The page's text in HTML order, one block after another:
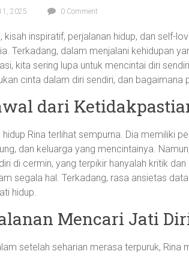
2025 0 Comment
kisah inspiratif, perjalanan hidup, dan self-
Terkadang, dalam menjalani kehidupan
kita sering lupa untuk mencintai diri
cinta dalam diri sendiri, dan
dari
hidup Rina terlihat sempurna. Dia memiliki
dan keluarga yang mencintainya.
di cermin, yang terpikir hanyalah kritik
segala hal. Terkadang, rasa ansietas
hidup.
Mencari Jati
setelah seharian merasa terpuruk, Rina